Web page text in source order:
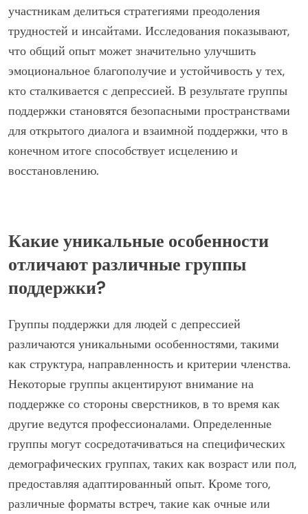
участникам делиться стратегиями преодоления
трудностей и инсайтами. Исследования показывают,
что общий опыт может значительно улучшить
эмоциональное благополучие и устойчивость у тех,
кто сталкивается с депрессией. В результате группы
поддержки становятся безопасными пространствами
для открытого диалога и взаимной поддержки, что в
конечном итоге способствует исцелению и
восстановлению.
Какие уникальные особенности
отличают различные группы
поддержки?
Группы поддержки для людей с депрессией
различаются уникальными особенностями, такими
как структура, направленность и критерии членства.